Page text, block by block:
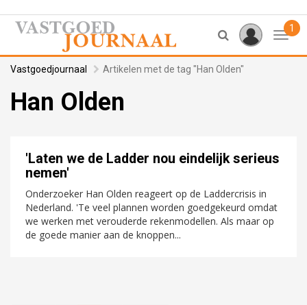
1
Vastgoedjournaal Artikelen met de tag "Han Olden"
Han Olden
'Laten we de Ladder nou eindelijk serieus
nemen'
Onderzoeker Han Olden reageert op de Laddercrisis in
Nederland. 'Te veel plannen worden goedgekeurd omdat
we werken met verouderde rekenmodellen. Als maar op
de goede manier aan de knoppen...